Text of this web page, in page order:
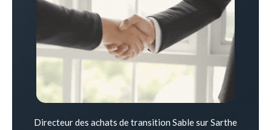
Directeur des achats de transition Sable sur Sarthe